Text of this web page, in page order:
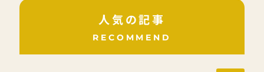
人気の記事
RECOMMEND